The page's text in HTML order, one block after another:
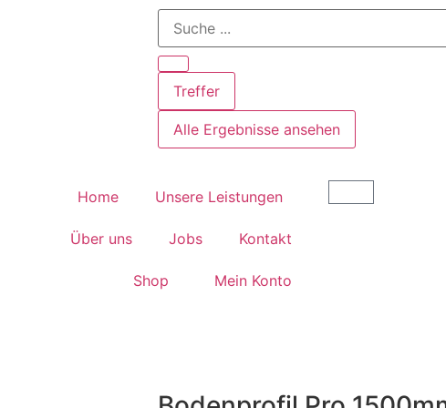
Treffer
Alle Ergebnisse ansehen
Home Unsere Leistungen
Über uns Jobs Kontakt
Shop Mein Konto